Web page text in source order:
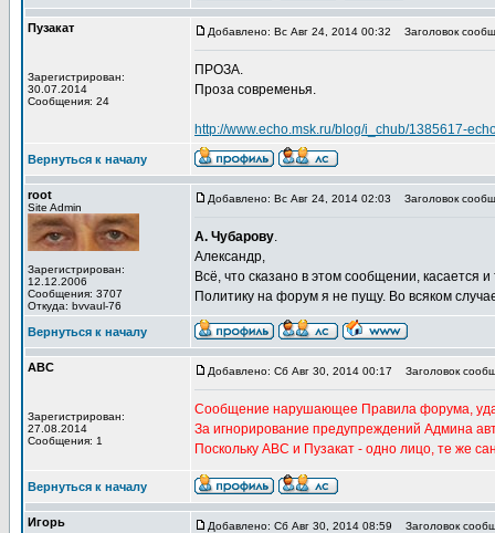
Пузакат
Зарегистрирован:
30.07.2014
Сообщения: 24
Добавлено: Вс Авг 24, 2014 00:32 Заголовок
ПРОЗА.
Проза современья.
http://www.echo.msk.ru/blog/i_chub/1385617-
Вернуться к началу
root
Site Admin
Зарегистрирован:
12.12.2006
Сообщения: 3707
Откуда: bvvaul-76
Добавлено: Вс Авг 24, 2014 02:03 Заголовок
А. Чубарову.
Александр,
Всё, что сказано в этом сообщении, касается
Политику на форум я не пущу. Во всяком
Вернуться к началу
АВС
Зарегистрирован:
27.08.2014
Сообщения: 1
Добавлено: Сб Авг 30, 2014 00:17 Заголовок
Сообщение нарушающее Правила форума,
За игнорирование предупреждений Админа
Поскольку АВС и Пузакат - одно лицо, те же
Вернуться к началу
Игорь Добавлено: Сб Авг 30, 2014 08:59 Заголовок